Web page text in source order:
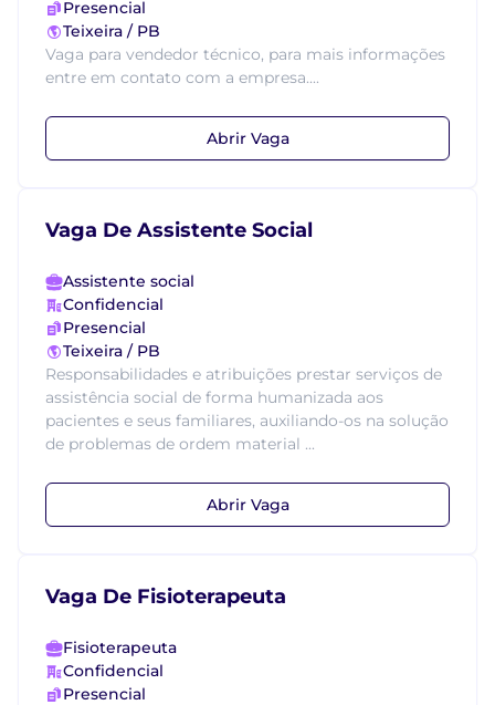
Presencial
Teixeira / PB
Vaga para vendedor técnico, para mais informações
entre em contato com a empresa....
Abrir Vaga
Vaga De Assistente Social
Assistente social
Confidencial
Presencial
Teixeira / PB
Responsabilidades e atribuições prestar serviços de
assistência social de forma humanizada aos
pacientes e seus familiares, auxiliando-os na solução
de problemas de ordem material ...
Abrir Vaga
Vaga De Fisioterapeuta
Fisioterapeuta
Confidencial
Presencial